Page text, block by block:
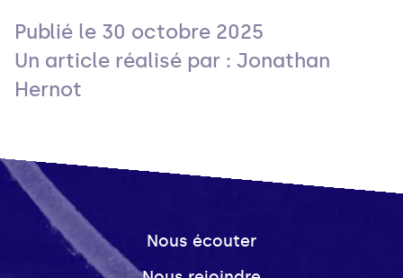
Publié le 30 octobre 2025
Un article réalisé par : Jonathan
Hernot
Nous écouter